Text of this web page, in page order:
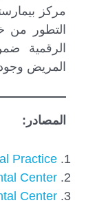
مركز
التطور من
الرقمية
المريض
المصادر:
Practice
Center
Center